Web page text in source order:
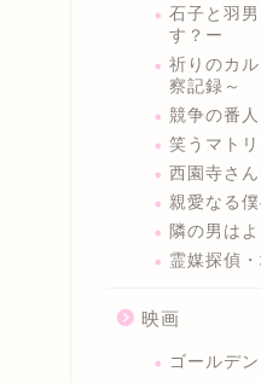
石子と羽
す？ー
祈りのカ
察記録～
競争の番人
笑うマト
西園寺さ
親愛なる
隣の男は
霊媒探偵
映画
ゴールデ